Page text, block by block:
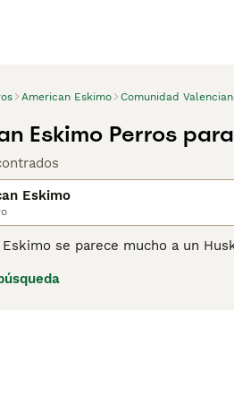
American Eskimo Comunidad
Eskimo Perros
Eskimo
se parece mucho a un
popular entre las personas que
y en terreno ártico. Son
por el patrimonio cultural ha
página de consejos de compra de